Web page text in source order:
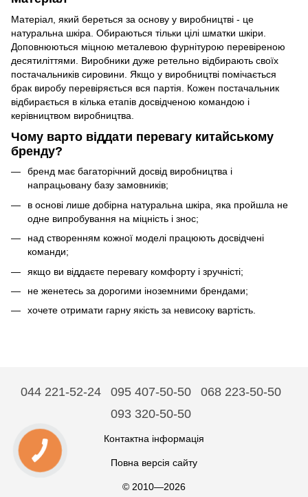
Матеріал, який береться за основу у виробництві - це
натуральна шкіра. Обираються тільки цілі шматки шкіри.
Доповнюються міцною металевою фурнітурою перевіреною
десятиліттями. Виробники дуже ретельно відбирають своїх
постачальників сировини. Якщо у виробництві помічається
брак виробу перевіряється вся партія. Кожен постачальник
відбирається в кілька етапів досвідченою командою і
керівництвом виробництва.
Чому варто віддати перевагу китайському
бренду?
бренд має багаторічний досвід виробництва і
напрацьовану базу замовників;
в основі лише добірна натуральна шкіра, яка пройшла не
одне випробування на міцність і знос;
над створенням кожної моделі працюють досвідчені
команди;
якщо ви віддаєте перевагу комфорту і зручністі;
не женетесь за дорогими іноземними брендами;
хочете отримати гарну якість за невисоку вартість.
044 221-52-24 095 407-50-50
068 223-50-50
093 320-50-50
Контактна інформація
Повна версія сайту
© 2010—2026